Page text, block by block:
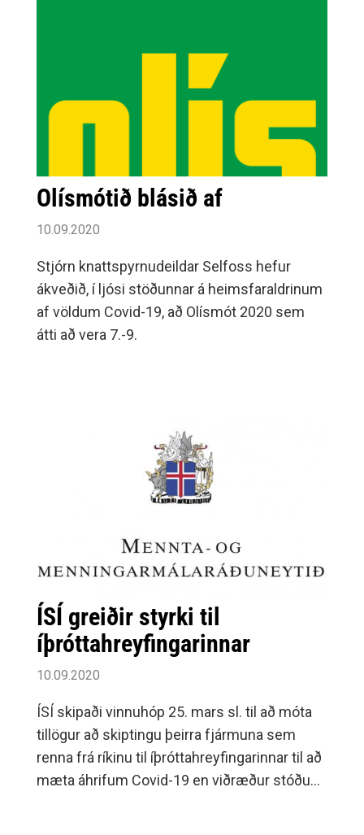
Olísmótið blásið af
10.09.2020
Stjórn knattspyrnudeildar Selfoss hefur
ákveðið, í ljósi stöðunnar á heimsfaraldrinum
af völdum Covid-19, að Olísmót 2020 sem
átti að vera 7.-9.
ÍSÍ greiðir styrki til
íþróttahreyfingarinnar
10.09.2020
ÍSÍ skipaði vinnuhóp 25. mars sl. til að móta
tillögur að skiptingu þeirra fjármuna sem
renna frá ríkinu til íþróttahreyfingarinnar til að
mæta áhrifum Covid-19 en viðræður stóðu